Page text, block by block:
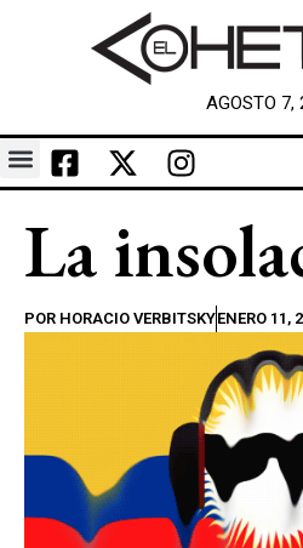
AGOSTO 7,
La
POR HORACIO VERBITSKYENERO 11,